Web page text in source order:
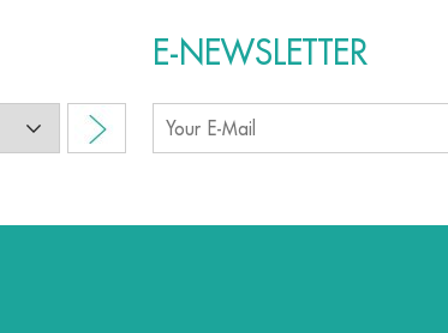
E-NEWSLETTER